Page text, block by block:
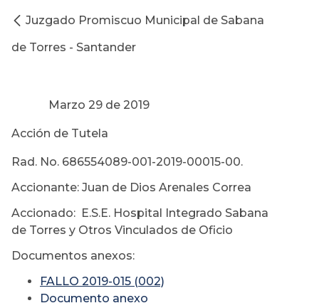
Juzgado Promiscuo Municipal de Sabana
de Torres - Santander
Marzo 29 de 2019
Acción de Tutela
Rad. No. 686554089-001-2019-00015-00.
Accionante: Juan de Dios Arenales Correa
Accionado: E.S.E. Hospital Integrado Sabana
de Torres y Otros Vinculados de Oficio
Documentos anexos:
FALLO 2019-015 (002)
Documento anexo